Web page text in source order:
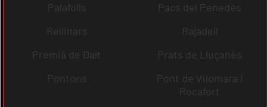
Palafolls
Pacs del Penedès
Rellinars
Rajadell
Premià de Dalt
Prats de Lluçanès
Pontons
Pont de Vilomara i
Rocafort